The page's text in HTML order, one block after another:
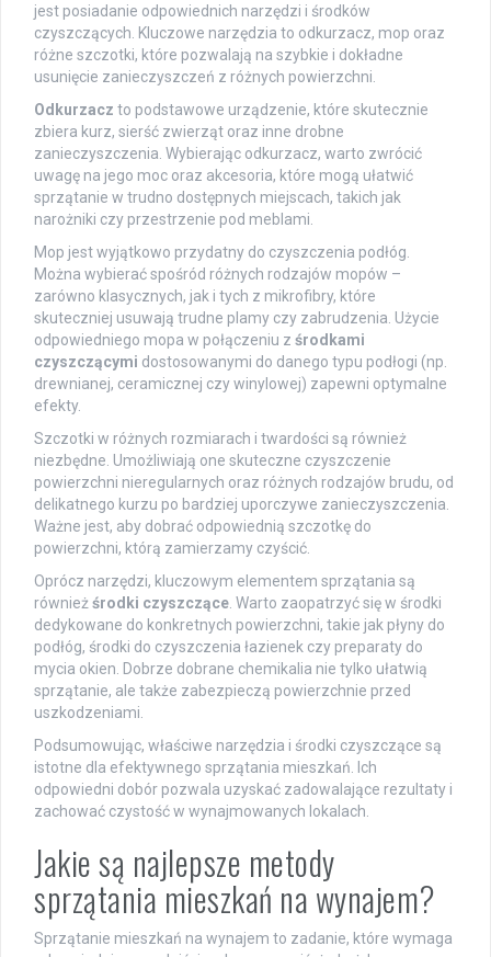
jest posiadanie odpowiednich narzędzi i środków
czyszczących. Kluczowe narzędzia to odkurzacz, mop oraz
różne szczotki, które pozwalają na szybkie i dokładne
usunięcie zanieczyszczeń z różnych powierzchni.
Odkurzacz to podstawowe urządzenie, które skutecznie
zbiera kurz, sierść zwierząt oraz inne drobne
zanieczyszczenia. Wybierając odkurzacz, warto zwrócić
uwagę na jego moc oraz akcesoria, które mogą ułatwić
sprzątanie w trudno dostępnych miejscach, takich jak
narożniki czy przestrzenie pod meblami.
Mop jest wyjątkowo przydatny do czyszczenia podłóg.
Można wybierać spośród różnych rodzajów mopów –
zarówno klasycznych, jak i tych z mikrofibry, które
skuteczniej usuwają trudne plamy czy zabrudzenia. Użycie
odpowiedniego mopa w połączeniu z środkami
czyszczącymi dostosowanymi do danego typu podłogi (np.
drewnianej, ceramicznej czy winylowej) zapewni optymalne
efekty.
Szczotki w różnych rozmiarach i twardości są również
niezbędne. Umożliwiają one skuteczne czyszczenie
powierzchni nieregularnych oraz różnych rodzajów brudu, od
delikatnego kurzu po bardziej uporczywe zanieczyszczenia.
Ważne jest, aby dobrać odpowiednią szczotkę do
powierzchni, którą zamierzamy czyścić.
Oprócz narzędzi, kluczowym elementem sprzątania są
również środki czyszczące . Warto zaopatrzyć się w środki
dedykowane do konkretnych powierzchni, takie jak płyny do
podłóg, środki do czyszczenia łazienek czy preparaty do
mycia okien. Dobrze dobrane chemikalia nie tylko ułatwią
sprzątanie, ale także zabezpieczą powierzchnie przed
uszkodzeniami.
Podsumowując, właściwe narzędzia i środki czyszczące są
istotne dla efektywnego sprzątania mieszkań. Ich
odpowiedni dobór pozwala uzyskać zadowalające rezultaty i
zachować czystość w wynajmowanych lokalach.
Jakie są najlepsze metody
sprzątania mieszkań na wynajem?
Sprzątanie mieszkań na wynajem to zadanie, które wymaga